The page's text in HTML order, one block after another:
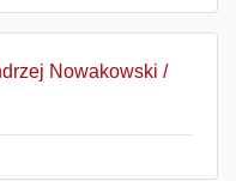
Nowakowski /